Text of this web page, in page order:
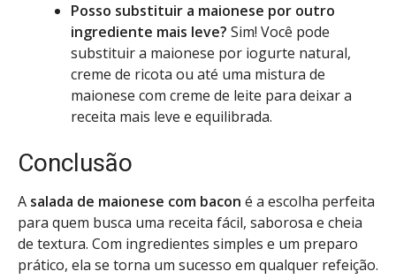
Posso substituir a maionese por outro
ingrediente mais leve? Sim! Você pode
substituir a maionese por iogurte natural,
creme de ricota ou até uma mistura de
maionese com creme de leite para deixar a
receita mais leve e equilibrada.
Conclusão
A salada de maionese com bacon é a escolha perfeita
para quem busca uma receita fácil, saborosa e cheia
de textura. Com ingredientes simples e um preparo
prático, ela se torna um sucesso em qualquer refeição.